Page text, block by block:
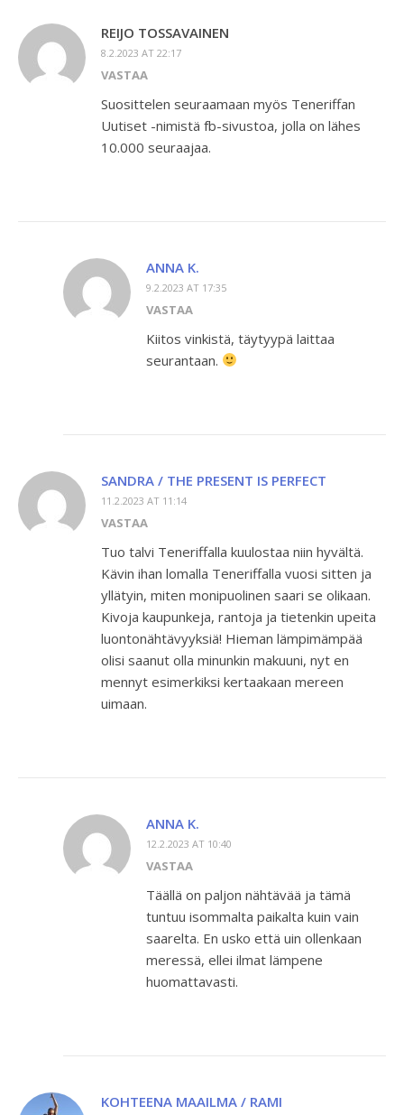
REIJO TOSSAVAINEN
8.2.2023 AT 22:17
VASTAA
Suosittelen seuraamaan myös Teneriffan
Uutiset -nimistä fb-sivustoa, jolla on lähes
10.000 seuraajaa.
ANNA K.
9.2.2023 AT 17:35
VASTAA
Kiitos vinkistä, täytyypä laittaa
seurantaan.
SANDRA / THE PRESENT IS PERFECT
11.2.2023 AT 11:14
VASTAA
Tuo talvi Teneriffalla kuulostaa niin hyvältä.
Kävin ihan lomalla Teneriffalla vuosi sitten ja
yllätyin, miten monipuolinen saari se olikaan.
Kivoja kaupunkeja, rantoja ja tietenkin upeita
luontonähtävyyksiä! Hieman lämpimämpää
olisi saanut olla minunkin makuuni, nyt en
mennyt esimerkiksi kertaakaan mereen
uimaan.
ANNA K.
12.2.2023 AT 10:40
VASTAA
Täällä on paljon nähtävää ja tämä
tuntuu isommalta paikalta kuin vain
saarelta. En usko että uin ollenkaan
meressä, ellei ilmat lämpene
huomattavasti.
KOHTEENA MAAILMA / RAMI